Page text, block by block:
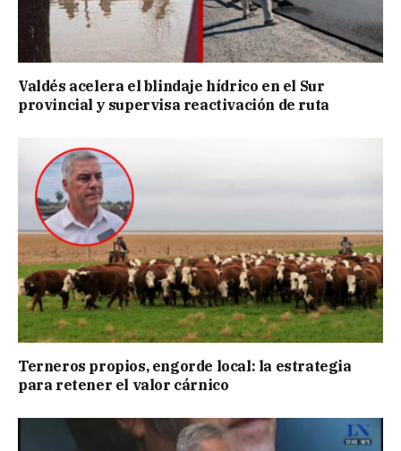
Valdés acelera el blindaje hídrico en el Sur
provincial y supervisa reactivación de ruta
Terneros propios, engorde local: la estrategia
para retener el valor cárnico